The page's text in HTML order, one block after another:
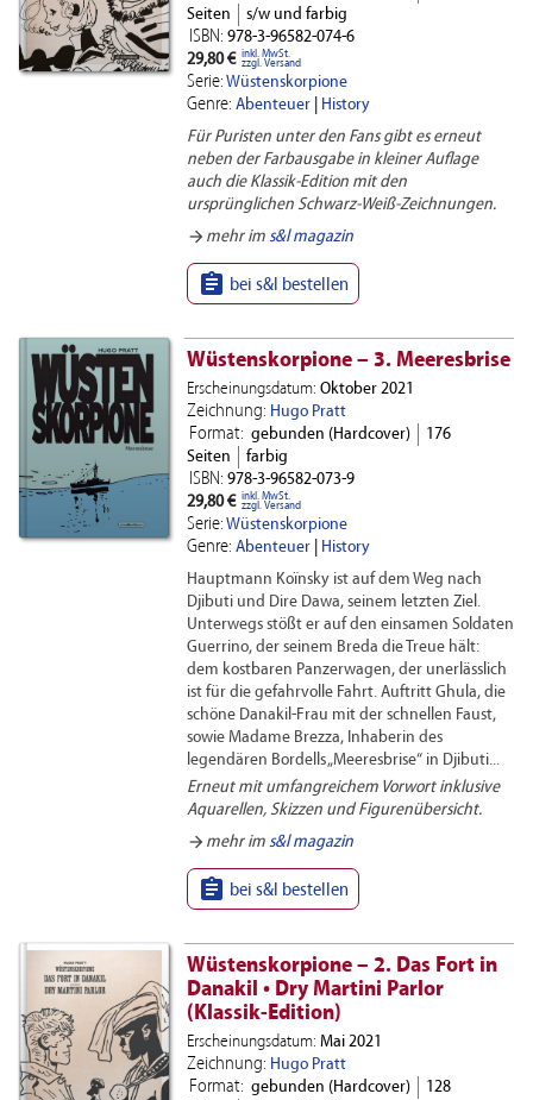
Seiten
s/w und farbig
ISBN: 978-3-96582-074-6
29,80 € inkl. MwSt.
zzgl. Versand
Serie: Wüstenskorpione
Genre: Abenteuer| History
Für Puristen unter den Fans gibt es erneut
neben der Farbausgabe in kleiner Auflage
auch die Klassik-Edition mit den
ursprünglichen Schwarz-Weiß-Zeichnungen.
arrow_forward mehr im s&l magazin
 bei s&l bestellen
Wüstenskorpione – 3. Meeresbrise
Erscheinungsdatum: Oktober 2021
Zeichnung: Hugo Pratt
Format: gebunden (Hardcover)
176
Seiten
farbig
ISBN: 978-3-96582-073-9
29,80 € inkl. MwSt.
zzgl. Versand
Serie: Wüstenskorpione
Genre: Abenteuer| History
Hauptmann Koïnsky ist auf dem Weg nach
Djibuti und Dire Dawa, seinem letzten Ziel.
Unterwegs stößt er auf den einsamen Soldaten
Guerrino, der seinem Breda die Treue hält:
dem kostbaren Panzerwagen, der unerlässlich
ist für die gefahrvolle Fahrt. Auftritt Ghula, die
schöne Danakil-Frau mit der schnellen Faust,
sowie Madame Brezza, Inhaberin des
legendären Bordells „Meeresbrise“ in Djibuti...
Erneut mit umfangreichem Vorwort inklusive
Aquarellen, Skizzen und Figurenübersicht.
arrow_forward mehr im s&l magazin
 bei s&l bestellen
Wüstenskorpione – 2. Das Fort in
Danakil • Dry Martini Parlor
(Klassik-Edition)
Erscheinungsdatum: Mai 2021
Zeichnung: Hugo Pratt
Format: gebunden (Hardcover)
128